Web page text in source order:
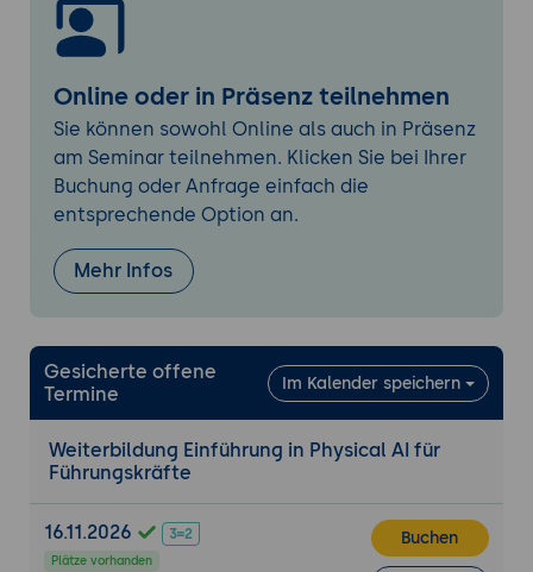
Datenflüsse in physisch-gestützten KI-
Lösungen
Diensten bei der Implementierung
Best Practices für den Aufbau einer
robusten Physical AI-Infrastruktur
Datenintegration und Echtzeitverarbeitung
Physical AI-Systemen
Einsatz von Edge Analytics und In-
Memory-Computing zur schnellen
Datenverarbeitung
Strategien zur Gewährleistung von
Datenqualität und -sicherheit
Optimierung und Adaptivität
Einsatz adaptiver Algorithmen zur
Online oder in Präsenz teilnehmen
Sie können sowohl Online als auch in Präsenz
am Seminar teilnehmen. Klicken Sie bei Ihrer
Buchung oder Anfrage einfach die
entsprechende Option an.
Mehr Infos
Gesicherte offene
Termine
Im Kalender speichern
Weiterbildung Einführung in Physical AI für
Führungskräfte
16.11.2026
Plätze vorhanden
Buchen